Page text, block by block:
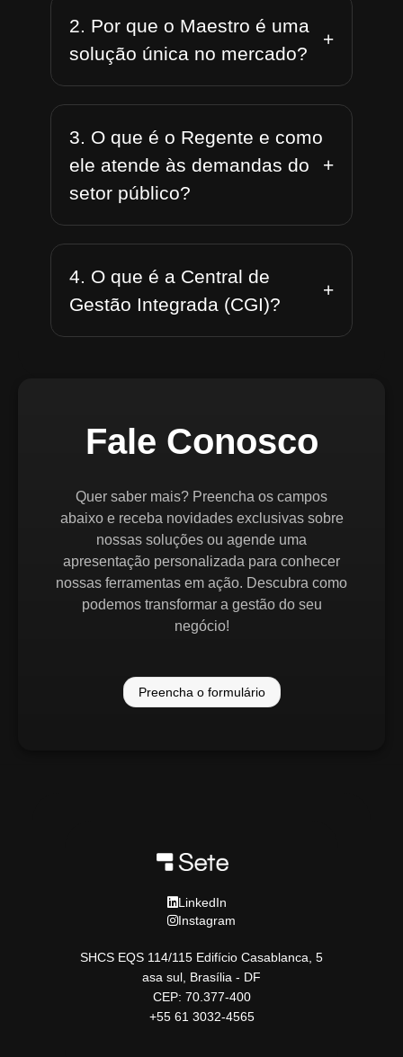
2. Por que o Maestro é uma
solução única no mercado?
+
3. O que é o Regente e como
ele atende às demandas do
setor público?
+
4. O que é a Central de
Gestão Integrada (CGI)?
+
Fale Conosco
Quer saber mais? Preencha os campos
abaixo e receba novidades exclusivas sobre
nossas soluções ou agende uma
apresentação personalizada para conhecer
nossas ferramentas em ação. Descubra como
podemos transformar a gestão do seu
negócio!
Preencha o formulário
LinkedIn
Instagram
SHCS EQS 114/115 Edifício Casablanca, 5
asa sul, Brasília - DF
CEP: 70.377-400
+55 61 3032-4565